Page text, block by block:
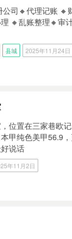
司🔸代理记账 🔸
🔸乱账整理🔸审
县城 2025年11月24日
位置在三家巷欧
甲纯色美甲56.9
说话
年11月2日